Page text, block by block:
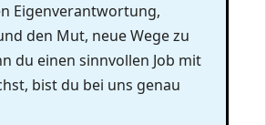
Eigenverantwortung,
den Mut, neue Wege zu
du einen sinnvollen Job mit
bist du bei uns genau